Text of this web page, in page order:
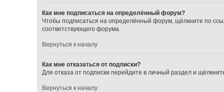
Как мне подписаться на определённый форум?
Чтобы подписаться на определённый форум, щёлкните по
соответствующего форума.
Вернуться к началу
Как мне отказаться от подписки?
Для отказа от подписки перейдите в личный раздел и
Вернуться к началу